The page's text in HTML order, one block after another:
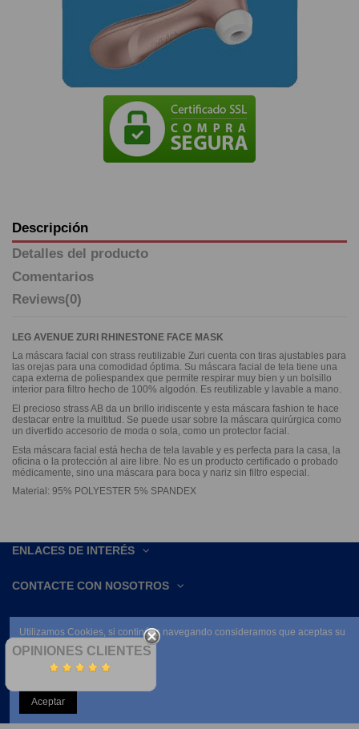
Descripción
Detalles del producto
Comentarios
Reviews(0)
LEG AVENUE ZURI RHINESTONE FACE MASK
La máscara facial con strass reutilizable Zuri cuenta con tiras ajustables para
las orejas para una comodidad óptima. Su máscara facial de tela tiene una
capa externa de poliespandex que permite respirar muy bien y un bolsillo
interior para filtro hecho de 100% algodón. Es reutilizable y lavable a mano.
El precioso strass AB da un brillo iridiscente y esta máscara fashion te hace
destacar entre la multitud. Se puede usar sobre la máscara quirúrgica como
un divertido accesorio de moda o sola, como un protector facial.
Esta máscara facial está hecha de tela lavable y es perfecta para la casa, la
oficina o la protección al aire libre. No es un producto certificado o probado
médicamente, sino una máscara para boca y nariz sin filtro especial.
Material: 95% POLYESTER 5% SPANDEX
ENLACES DE INTERÉS
CONTACTE CON NOSOTROS
OPINIONES CLIENTES
NEWSLETTER
Utilizamos Cookies, si continúas navegando consideramos que aceptas su
uso.
Leer condiciones
Aceptar